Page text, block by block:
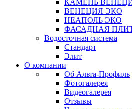
КАМЕНЬ
ВЕНЕЦИЯ ЭКО
НЕАПОЛЬ ЭКО
ФАСАДНАЯ
Водосточная система
Стандарт
Элит
О компании
Об Альта-Профиль
Фотогалерея
Видеогалерея
Отзывы